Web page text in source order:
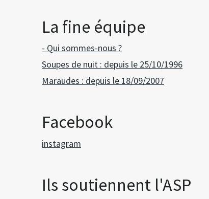
La fine équipe
- Qui sommes-nous ?
Soupes de nuit : depuis le 25/10/1996
Maraudes : depuis le 18/09/2007
Facebook
instagram
Ils soutiennent l'ASP